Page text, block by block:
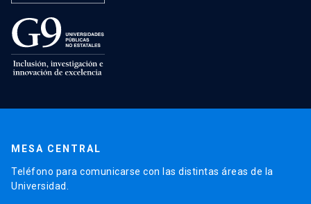
MESA CENTRAL
Teléfono para comunicarse con las distintas áreas de la
Universidad.